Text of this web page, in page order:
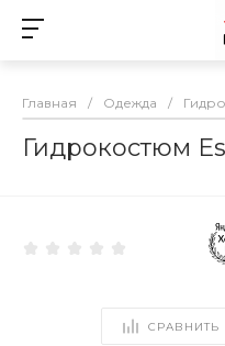
Главная / Одежда /
Гидрокостюм
СРАВНИТЬ